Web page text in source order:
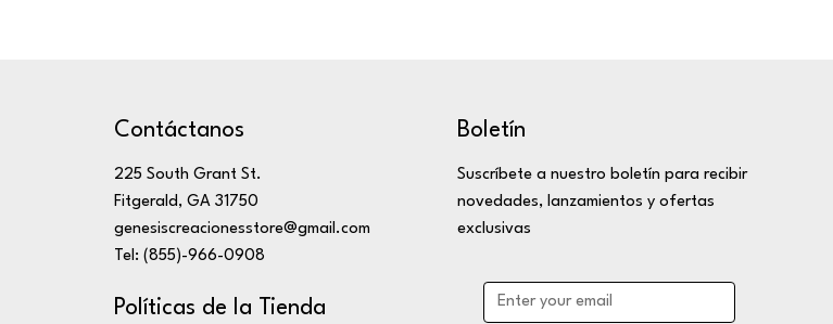
Contáctanos
225 South Grant St.
Fitgerald, GA 31750
genesiscreacionesstore@gmail.com
Tel: (855)-966-0908
Políticas de la Tienda
Boletín
Suscríbete a nuestro boletín para recibir
novedades, lanzamientos y ofertas
exclusivas